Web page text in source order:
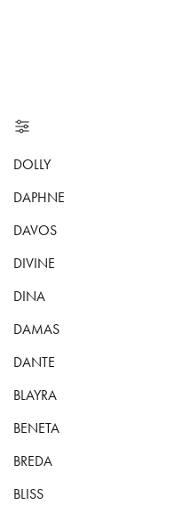
DOLLY
DAPHNE
DAVOS
DIVINE
DINA
DAMAS
DANTE
BLAYRA
BENETA
BREDA
BLISS